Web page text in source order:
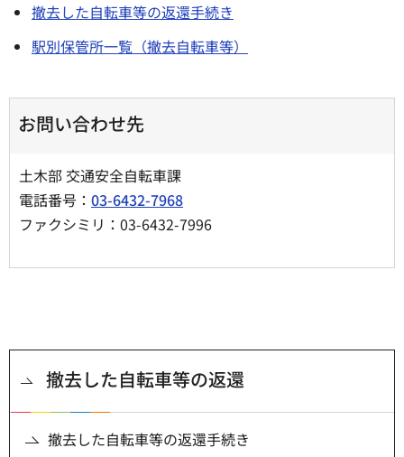
撤去した自転車等の返還手続き
駅別保管所一覧（撤去自転車等）
お問い合わせ先
土木部 交通安全自転車課
電話番号： 03-6432-7968
ファクシミリ：03-6432-7996
撤去した自転車等の返還
撤去した自転車等の返還手続き